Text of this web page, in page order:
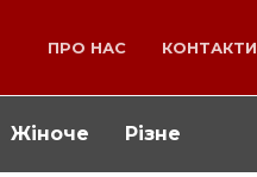
ПРО НАС КОНТАКТИ
Жіноче Різне